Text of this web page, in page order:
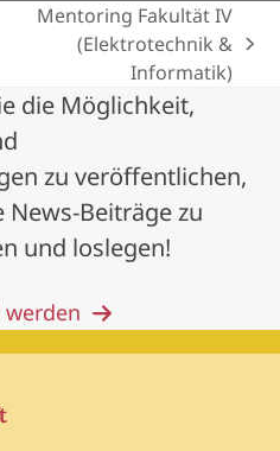
Mentoring Fakultät IV
(Elektrotechnik &
Informatik)
die Möglichkeit,
zu veröffentlichen,
Beiträge zu
und loslegen!